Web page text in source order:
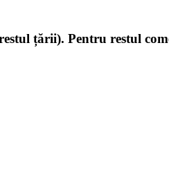
țării). Pentru restul